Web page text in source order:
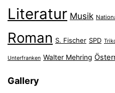
Literatur Musik
Roman S. Fischer SPD
Unterfranken Walter Mehring
Gallery